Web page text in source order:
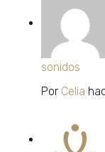
sonidos
Por Celia